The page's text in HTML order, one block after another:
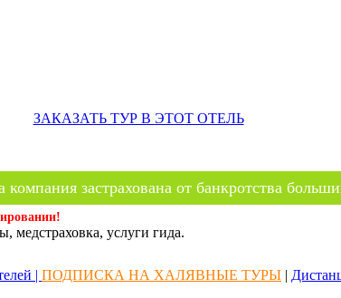
ЗАКАЗАТЬ ТУР В ЭТОТ ОТЕЛЬ
застрахована от банкротства
медстраховка, услуги гида.
| ПОДПИСКА НА ХАЛЯВНЫЕ ТУРЫ |